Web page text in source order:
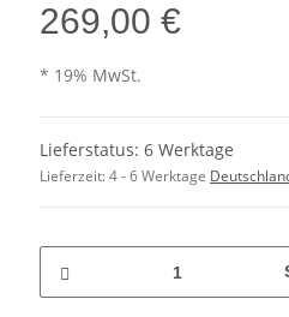
269,00 €
* 19% MwSt.
Lieferstatus: 6 Werktage
Lieferzeit:4 - 6 Werktage